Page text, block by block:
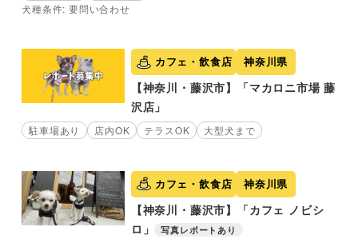
犬種条件: 要問い合わせ
カフェ・飲食店 神奈川県
【神奈川・藤沢市】「マカロニ市場 藤
沢店」
駐車場あり 店内OK テラスOK 大型犬まで
カフェ・飲食店 神奈川県
【神奈川・藤沢市】「カフェ ノビシ
ロ」
写真レポートあり